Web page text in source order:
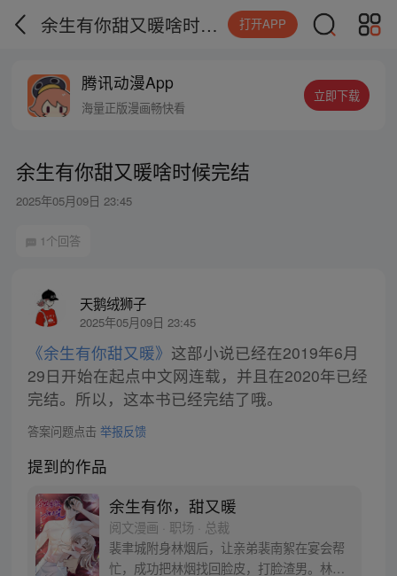
余生有你甜又暖啥时候完结 打开APP
腾讯动漫App
海量正版漫画畅快看
立即下载
余生有你甜又暖啥时候完结
2025年05月09日 23:45
1个回答
天鹅绒狮子
2025年05月09日 23:45
《余生有你甜又暖》 这部小说已经在2019年6月
29日开始在起点中文网连载，并且在2020年已经
完结。所以，这本书已经完结了哦。
答案问题点击 举报反馈
提到的作品
余生有你，甜又暖
阅文漫画 · 职场 · 总裁
裴聿城附身林烟后，让亲弟裴南絮在宴会帮
忙，成功把林烟找回脸皮，打脸渣男。林烟